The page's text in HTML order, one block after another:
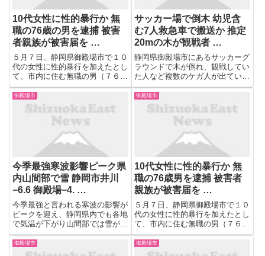
10代女性に性的暴行か 無
職の76歳の男を逮捕 被害
者親族が被害届を …
５月７日、静岡県御殿場市で１０
代の女性に性的暴行を加えたとし
て、市内に住む無職の男（７６）
が逮捕されました。 不同意性交
などの疑いで逮捕されたのは、御
殿場市に住む無職の男（７６）で
す。男は５月７日午後４時ごろ、
御殿場市内で１０代の女性に性...
サッカー場で倒木 幼児含
む7人救急車で搬送か 推定
20mの木が観戦者 …
静岡県御殿場市にあるサッカーグ
ラウンドで木が倒れ、観戦してい
た人など複数のケガ人が出ている
模様です。 19日正午過ぎ、御殿
場市神山のグラウンド付近で「木
が倒れてケガ人が出た」と110番
通報がありました。 小学生のサ
ッカーの試合を観戦していた...
御殿場市
今季最強寒波影響ピーク県
内山間部で雪 静岡市井川
−6.6 御殿場−4. …
今季最強と言われる寒波の影響が
ピークを迎え、静岡県内でも各地
で気温が下がり山間部では雪が積
もりました。 【写真を見る】今
季“最強寒波”影響ピーク県内山間
部で雪 静岡市井川−6.6 御殿場
御殿場市
10代女性に性的暴行か 無
職の76歳男を逮捕 被害者
親族が被害届を …
５月７日、静岡県御殿場市で１０
代の女性に性的暴行を加えたとし
て、市内に住む無職の男（７６）
が逮捕されました。 不同意性交
などの疑いで逮捕されたのは、御
殿場市に住む無職の男（７６）で
御殿場市 御殿場市